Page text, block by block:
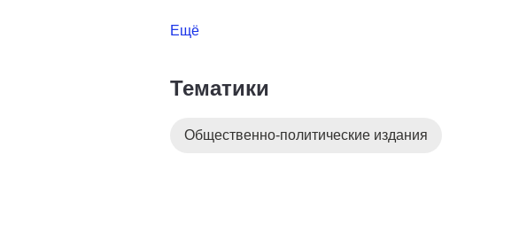
Ещё
Тематики
Общественно-политические издания